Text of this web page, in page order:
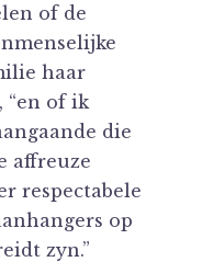
of de
haar
“en of ik
die
affreuze
respectabele
op
zyn.”